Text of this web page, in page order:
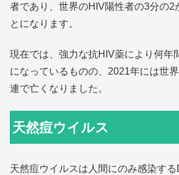
者であり、世界のHIV陽性者の3分の2
とになります。
現在では、強力な抗HIV薬により何年
になっているものの、2021年には世
連で亡くなりました。
天然痘ウイルス
天然痘ウイルスは人間にのみ感染す